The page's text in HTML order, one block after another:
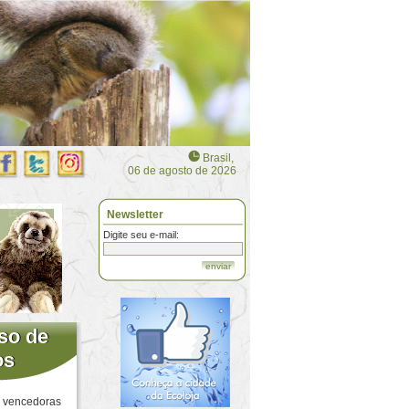
Brasil,
06 de agosto de 2026
de
de
vencedoras
Newsletter
Digite seu e-mail:
enviar